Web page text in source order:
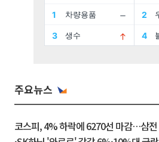
주요뉴스
코스피, 4% 하락에 6270선 마감…삼전